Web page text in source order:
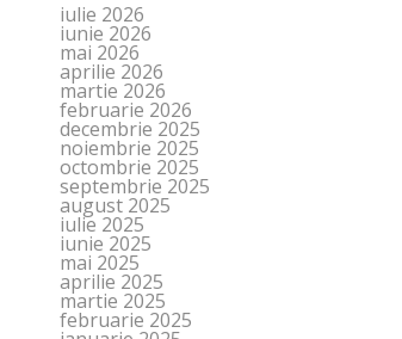
iulie 2026
iunie 2026
mai 2026
aprilie 2026
martie 2026
februarie 2026
decembrie 2025
noiembrie 2025
octombrie 2025
septembrie 2025
august 2025
iulie 2025
iunie 2025
mai 2025
aprilie 2025
martie 2025
februarie 2025